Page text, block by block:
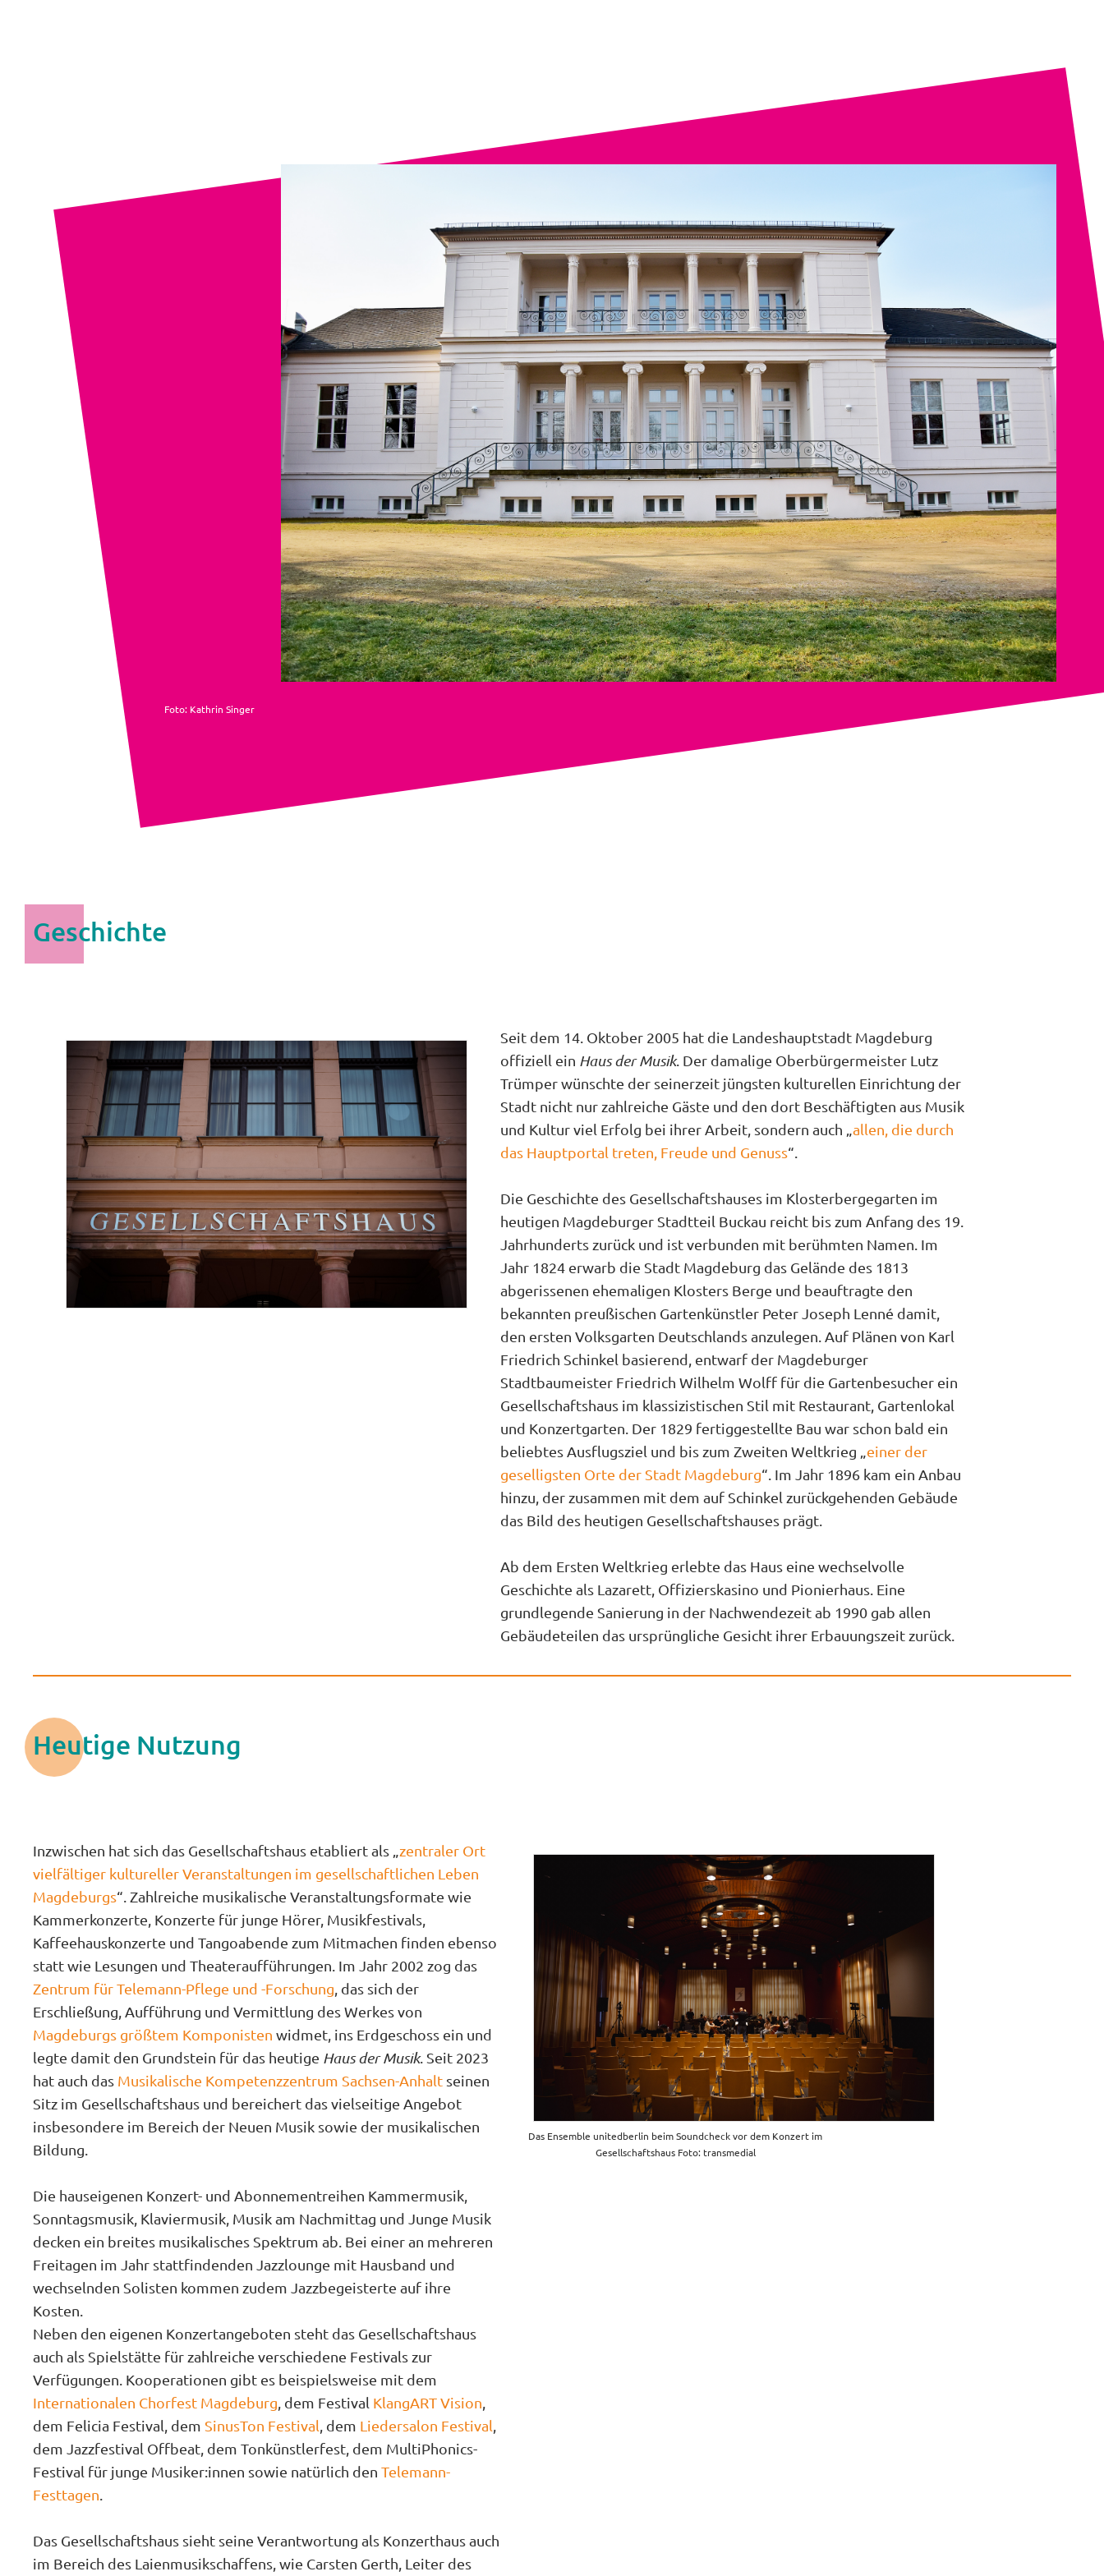
Foto: Kathrin Singer
Geschichte
Seit dem 14. Oktober 2005 hat die Landeshauptstadt Magdeburg
offiziell ein Haus der Musik. Der damalige Oberbürgermeister Lutz
Trümper wünschte der seinerzeit jüngsten kulturellen Einrichtung der
Stadt nicht nur zahlreiche Gäste und den dort Beschäftigten aus Musik
und Kultur viel Erfolg bei ihrer Arbeit, sondern auch „ allen, die durch
das Hauptportal treten, Freude und Genuss“.
Die Geschichte des Gesellschaftshauses im Klosterbergegarten im
heutigen Magdeburger Stadtteil Buckau reicht bis zum Anfang des 19.
Jahrhunderts zurück und ist verbunden mit berühmten Namen. Im
Jahr 1824 erwarb die Stadt Magdeburg das Gelände des 1813
abgerissenen ehemaligen Klosters Berge und beauftragte den
bekannten preußischen Gartenkünstler Peter Joseph Lenné damit,
den ersten Volksgarten Deutschlands anzulegen. Auf Plänen von Karl
Friedrich Schinkel basierend, entwarf der Magdeburger
Stadtbaumeister Friedrich Wilhelm Wolff für die Gartenbesucher ein
Gesellschaftshaus im klassizistischen Stil mit Restaurant, Gartenlokal
und Konzertgarten. Der 1829 fertiggestellte Bau war schon bald ein
beliebtes Ausflugsziel und bis zum Zweiten Weltkrieg „ einer der
geselligsten Orte der Stadt Magdeburg“. Im Jahr 1896 kam ein Anbau
hinzu, der zusammen mit dem auf Schinkel zurückgehenden Gebäude
das Bild des heutigen Gesellschaftshauses prägt.
Ab dem Ersten Weltkrieg erlebte das Haus eine wechselvolle
Geschichte als Lazarett, Offizierskasino und Pionierhaus. Eine
grundlegende Sanierung in der Nachwendezeit ab 1990 gab allen
Gebäudeteilen das ursprüngliche Gesicht ihrer Erbauungszeit zurück.
Heutige Nutzung
Inzwischen hat sich das Gesellschaftshaus etabliert als „ zentraler Ort
vielfältiger kultureller Ver­an­stal­tungen im gesell­schaft­lichen Leben
Magdeburgs“. Zahlreiche musikalische Veranstaltungsformate wie
Kammerkonzerte, Konzerte für junge Hörer, Musikfestivals,
Kaffeehauskonzerte und Tangoabende zum Mitmachen finden ebenso
statt wie Lesungen und Theateraufführungen. Im Jahr 2002 zog das
Zentrum für Telemann-Pflege und -Forschung , das sich der
Erschließung, Aufführung und Vermittlung des Werkes von
Magdeburgs größtem Komponisten widmet, ins Erdgeschoss ein und
legte damit den Grundstein für das heutige Haus der Musik. Seit 2023
hat auch das Musikalische Kompetenzzentrum Sachsen-Anhalt seinen
Sitz im Gesellschaftshaus und bereichert das vielseitige Angebot
insbesondere im Bereich der Neuen Musik sowie der musikalischen
Bildung.
Die hauseigenen Konzert- und Abonnementreihen Kammermusik,
Sonntagsmusik, Klaviermusik, Musik am Nachmittag und Junge Musik
decken ein breites musikalisches Spektrum ab. Bei einer an mehreren
Freitagen im Jahr stattfindenden Jazzlounge mit Hausband und
wechselnden Solisten kommen zudem Jazzbegeisterte auf ihre
Kosten.
Neben den eigenen Konzertangeboten steht das Gesellschaftshaus
auch als Spielstätte für zahlreiche verschiedene Festivals zur
Verfügungen. Kooperationen gibt es beispielsweise mit dem
Internationalen Chorfest Magdeburg , dem Festival KlangART Vision
dem Felicia Festival, dem SinusTon Festival , dem Liedersalon Festival
dem Jazzfestival Offbeat, dem Tonkünstlerfest, dem MultiPhonics-
Festival für junge Musiker:innen sowie natürlich den Telemann-
Festtagen
Das Gesellschaftshaus sieht seine Verantwortung als Konzerthaus auch
im Bereich des Laienmusikschaffens, wie Carsten Gerth, Leiter des
Das Ensemble unitedberlin beim Soundcheck vor dem Konzert im
Gesellschaftshaus Foto: transmedial